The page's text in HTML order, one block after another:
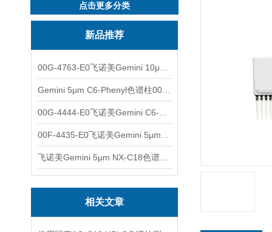
点击更多分类
新品推荐
相关文章